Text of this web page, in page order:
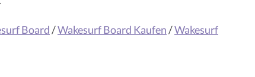
Board/Wakesurf Board Kaufen/Wakesurf